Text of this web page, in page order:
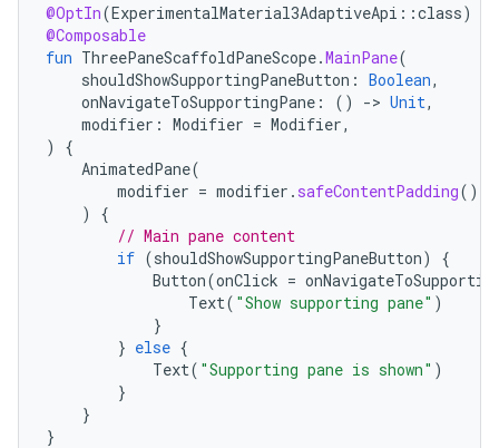
@OptIn(ExperimentalMaterial3AdaptiveApi ::class)
@Composable
fun ThreePaneScaffoldPaneScope.MainPane(
shouldShowSupportingPaneButton : Boolean,
onNavigateToSupportingPane : () -> Unit,
modifier : Modifier = Modifier,
)
{
AnimatedPane(
modifier = modifier . safeContentPadding()
)
{
// Main pane content
if (shouldShowSupportingPaneButton)
{
Button(onClick =
Text( "Show supporting pane" )
}
} else {
Text( "Supporting pane is shown" )
}
}
}